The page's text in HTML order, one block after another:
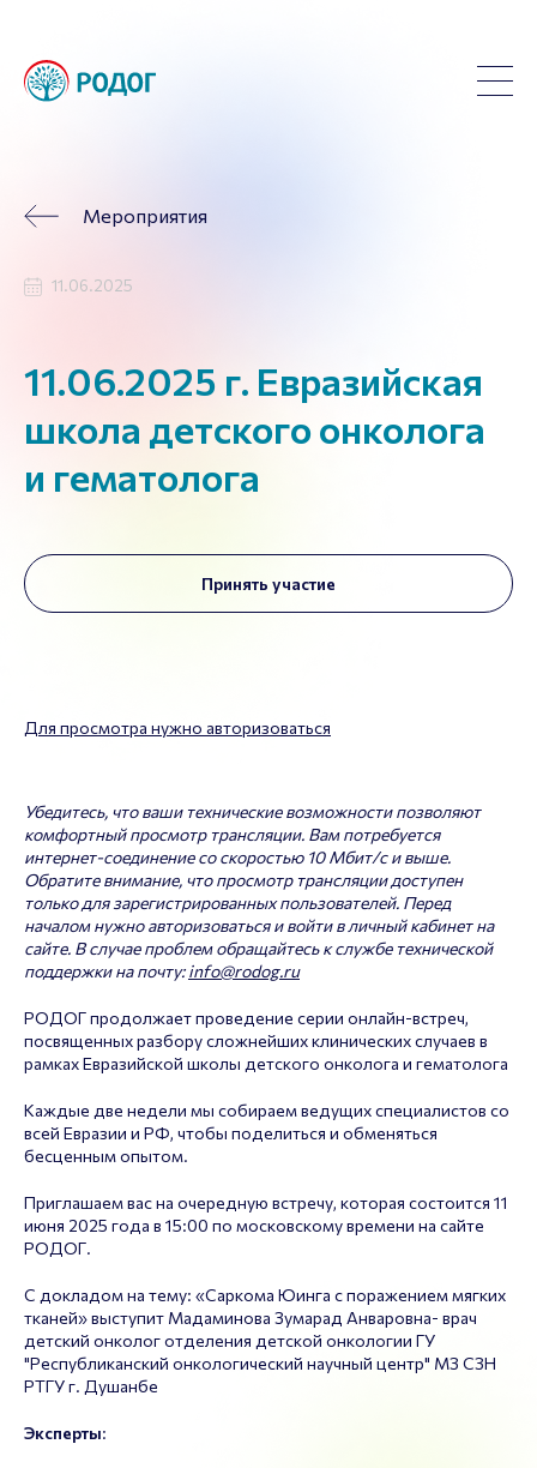
Мероприятия
11.06.2025
11.06.2025 г. Евразийская
школа детского онколога
и гематолога
Принять участие
Для просмотра нужно авторизоваться
Убедитесь, что ваши технические возможности позволяют
комфортный просмотр трансляции. Вам потребуется
интернет-соединение со скоростью 10 Мбит/с и выше.
Обратите внимание, что просмотр трансляции доступен
только для зарегистрированных пользователей. Перед
началом нужно авторизоваться и войти в личный кабинет на
сайте. В случае проблем обращайтесь к службе технической
поддержки на почту:info@rodog.ru
РОДОГ продолжает проведение серии онлайн-встреч,
посвященных разбору сложнейших клинических случаев в
рамках Евразийской школы детского онколога и гематолога
Каждые две недели мы собираем ведущих специалистов со
всей Евразии и РФ, чтобы поделиться и обменяться
бесценным опытом.
Приглашаем вас на очередную встречу, которая состоится 11
июня 2025 года в 15:00 по московскому времени на сайте
РОДОГ.
С докладом на тему: «Саркома Юинга с поражением мягких
тканей» выступит Мадаминова Зумарад Анваровна- врач
детский онколог отделения детской онкологии ГУ
"Республиканский онкологический научный центр" МЗ СЗН
РТГУ г. Душанбе
Эксперты: